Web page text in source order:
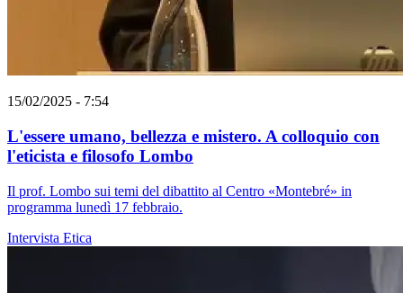
15/02/2025 - 7:54
L'essere umano, bellezza e mistero. A colloquio con
l'eticista e filosofo Lombo
Il prof. Lombo sui temi del dibattito al Centro «Montebré» in
programma lunedì 17 febbraio.
Intervista Etica